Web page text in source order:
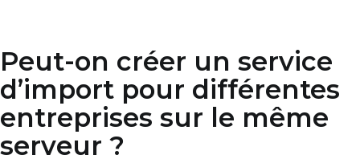
Peut-on créer un service
d’import pour différentes
entreprises sur le même
serveur ?